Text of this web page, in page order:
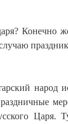
Конечно
народ